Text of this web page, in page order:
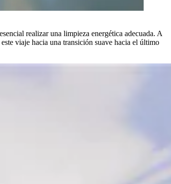
realizar una limpieza energética adecuada. A
viaje hacia una transición suave hacia el último